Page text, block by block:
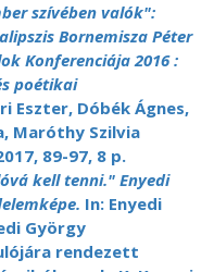
szívében valók":
Bornemisza Péter
Konferenciája 2016 :
poétikai
Eszter, Dóbék Ágnes,
Maróthy Szilvia
89-97, 8 p.
kell tenni." Enyedi
In: Enyedi
György
rendezett